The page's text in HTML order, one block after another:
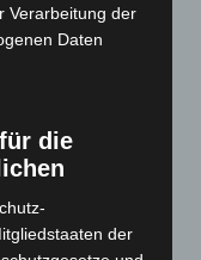
Ursprünglicher
Preis
war:
Preis
ist:
Verarbeitung der
Daten
die
der